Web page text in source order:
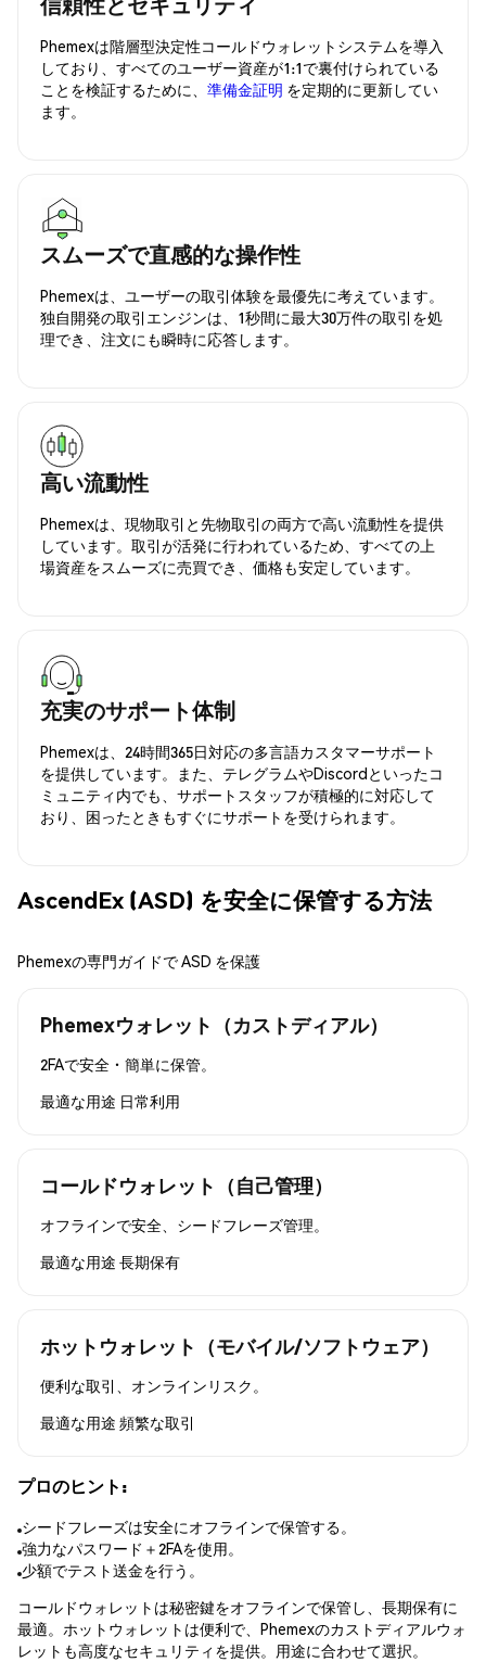
Phemexは階層型決定性コールドウォレットシステムを導入
しており、すべてのユーザー資産が1:1で裏付けられている
ことを検証するために、 準備金証明 を定期的に更新してい
ます。
スムーズで直感的な操作性
Phemexは、ユーザーの取引体験を最優先に考えています。
独自開発の取引エンジンは、1秒間に最大30万件の取引を処
理でき、注文にも瞬時に応答します。
高い流動性
Phemexは、現物取引と先物取引の両方で高い流動性を提供
しています。取引が活発に行われているため、すべての上
場資産をスムーズに売買でき、価格も安定しています。
充実のサポート体制
Phemexは、24時間365日対応の多言語カスタマーサポート
を提供しています。また、テレグラムやDiscordといったコ
ミュニティ内でも、サポートスタッフが積極的に対応して
おり、困ったときもすぐにサポートを受けられます。
AscendEx (ASD) を安全に保管する方法
Phemexの専門ガイドで ASD を保護
Phemexウォレット（カストディアル）
2FAで安全・簡単に保管。
最適な用途 日常利用
コールドウォレット（自己管理）
オフラインで安全、シードフレーズ管理。
最適な用途 長期保有
ホットウォレット（モバイル/ソフトウェア）
便利な取引、オンラインリスク。
最適な用途 頻繁な取引
プロのヒント:
シードフレーズは安全にオフラインで保管する。
強力なパスワード＋2FAを使用。
少額でテスト送金を行う。
コールドウォレットは秘密鍵をオフラインで保管し、長期保有に
最適。ホットウォレットは便利で、Phemexのカストディアルウォ
レットも高度なセキュリティを提供。用途に合わせて選択。